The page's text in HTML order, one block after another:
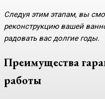
Следуя этим этапам, вы
реконструкцию вашей
радовать вас долгие годы.
Преимущества
работы